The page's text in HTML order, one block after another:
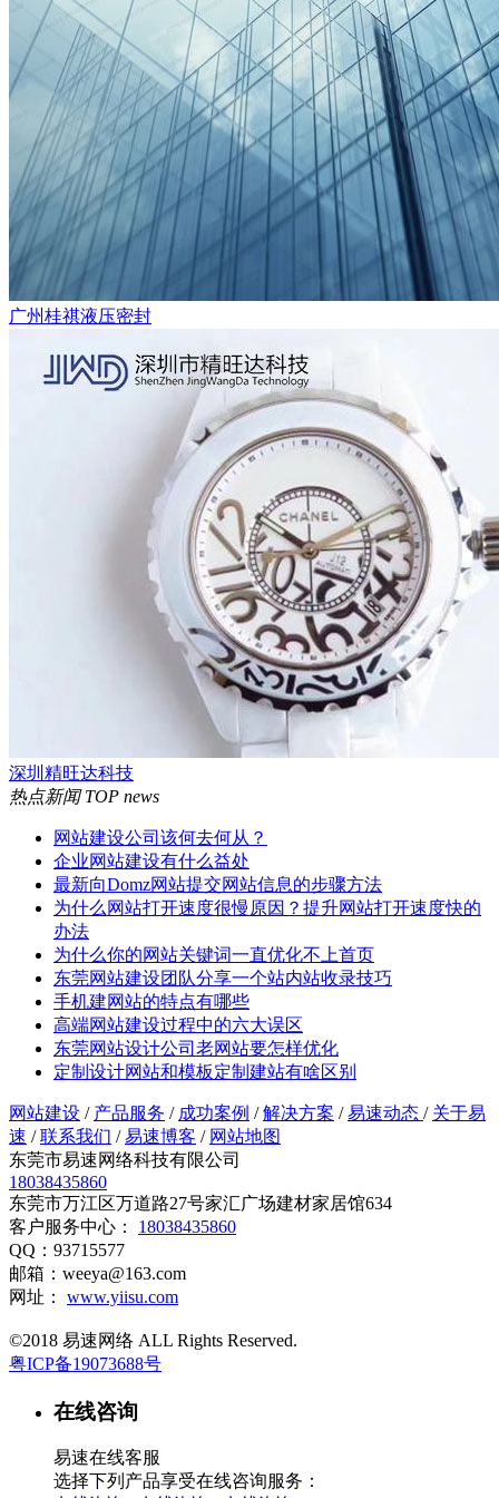
广州桂祺液压密封
深圳精旺达科技
热点新闻TOP news
网站建设公司该何去何从？
企业网站建设有什么益处
最新向Domz网站提交网站信息的步骤方法
为什么网站打开速度很慢原因？提升网站打开速度快的
办法
为什么你的网站关键词一直优化不上首页
东莞网站建设团队分享一个站内站收录技巧
手机建网站的特点有哪些
高端网站建设过程中的六大误区
东莞网站设计公司老网站要怎样优化
定制设计网站和模板定制建站有啥区别
网站建设 / 产品服务 / 成功案例 / 解决方案 / 易速动态 / 关于易
速 / 联系我们 / 易速博客 / 网站地图
东莞市易速网络科技有限公司
18038435860
东莞市万江区万道路27号家汇广场建材家居馆634
客户服务中心： 18038435860
QQ：93715577
邮箱：weeya@163.com
网址： www.yiisu.com
©2018 易速网络 ALL Rights Reserved.
粤ICP备19073688号
在线咨询
易速在线客服
选择下列产品享受在线咨询服务：